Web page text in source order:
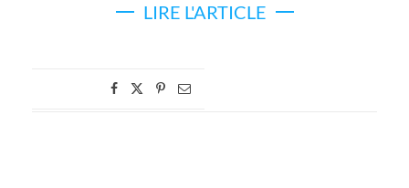
LIRE L'ARTICLE